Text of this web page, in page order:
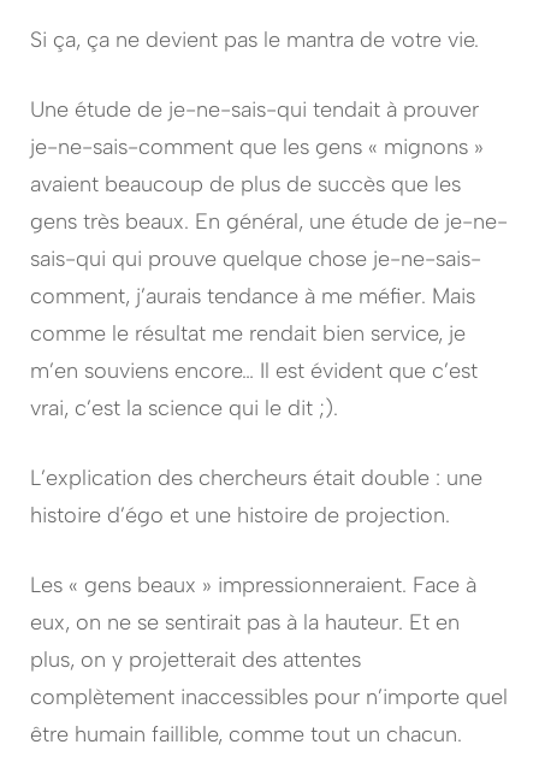
Si ça, ça ne devient pas le mantra de votre vie.
Une étude de je-ne-sais-qui tendait à prouver
je-ne-sais-comment que les gens « mignons »
avaient beaucoup de plus de succès que les
gens très beaux. En général, une étude de je-ne-
sais-qui qui prouve quelque chose je-ne-sais-
comment, j’aurais tendance à me méfier. Mais
comme le résultat me rendait bien service, je
m’en souviens encore… Il est évident que c’est
vrai, c’est la science qui le dit ;).
L’explication des chercheurs était double : une
histoire d’égo et une histoire de projection.
Les « gens beaux » impressionneraient. Face à
eux, on ne se sentirait pas à la hauteur. Et en
plus, on y projetterait des attentes
complètement inaccessibles pour n’importe quel
être humain faillible, comme tout un chacun.